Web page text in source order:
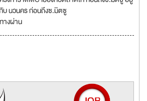
บ นวนคร ก่อนถึงซ.มิตซู
างผ่าน